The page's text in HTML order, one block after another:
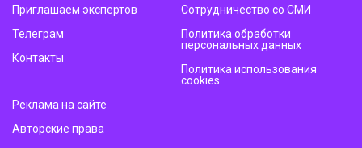
Приглашаем экспертов
Телеграм
Контакты
Сотрудничество со СМИ
Политика обработки
персональных данных
Политика использования
cookies
Реклама на сайте
Авторские права